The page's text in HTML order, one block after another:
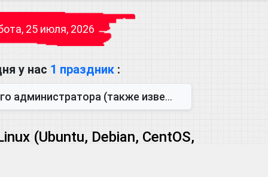
25 июля, 2026
у нас 1 праздник :
известен как День сисадмина) — праздник, который отмечается...
(Ubuntu, Debian, CentOS,